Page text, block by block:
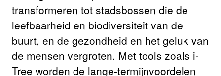
transformeren tot stadsbossen die de
leefbaarheid en biodiversiteit van de
buurt, en de gezondheid en het geluk van
de mensen vergroten. Met tools zoals i-
Tree worden de lange-termijnvoordelen